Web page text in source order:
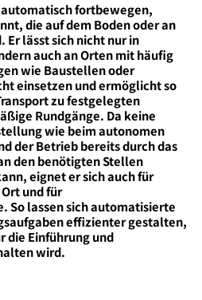
automatisch fortbewegen,
die auf dem Boden oder an
Er lässt sich nicht nur in
auch an Orten mit häufig
wie Baustellen oder
einsetzen und ermöglicht so
zu festgelegten
Rundgänge. Da keine
wie beim autonomen
der Betrieb bereits durch das
den benötigten Stellen
eignet er sich auch für
und für
So lassen sich automatisierte
effizienter gestalten,
die Einführung und
wird.